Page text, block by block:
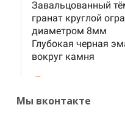
Мы вконтакте